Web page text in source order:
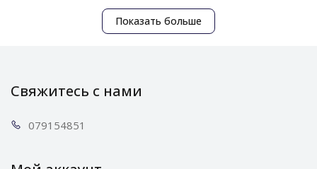
Показать больше
Свяжитесь с нами
0791 54851